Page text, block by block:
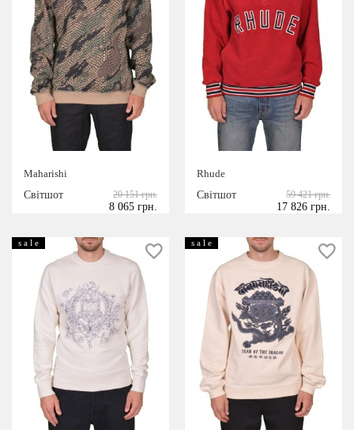
Maharishi
Світшот
20 151 грн.
8 065 грн.
Rhude
Світшот
59 421 грн.
17 826 грн.
s a l e s a l e